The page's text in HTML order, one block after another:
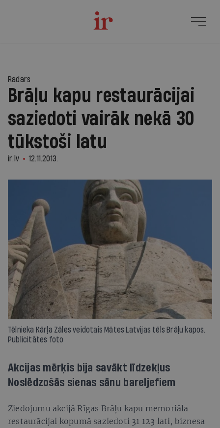
Radars
Brāļu kapu restaurācijai
saziedoti vairāk nekā 30
tūkstoši latu
ir.lv 12.11.2013.
Tēlnieka Kārļa Zāles veidotais Mātes Latvijas tēls Brāļu kapos.
Publicitātes foto
Akcijas mērķis bija savākt līdzekļus
Noslēdzošās sienas sānu bareljefiem
Ziedojumu akcijā Rīgas Brāļu kapu memoriāla
restaurācijai kopumā saziedoti 31 123 lati, biznesa